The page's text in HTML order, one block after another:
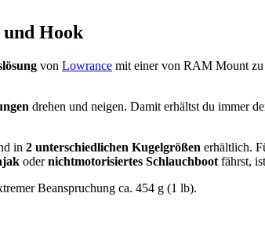
Hook
von Lowrance mit einer von RAM Mount zu
drehen und neigen. Damit erhältst du immer
in 2 unterschiedlichen Kugelgrößen erhältlich.
odernichtmotorisiertes Schlauchboot fährst,
Beanspruchung ca. 454 g (1 lb).